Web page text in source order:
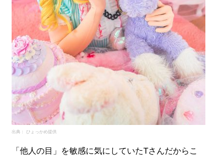
出典： ひょっかめ提供
「他人の目」を敏感に気にしていたTさんだからこ